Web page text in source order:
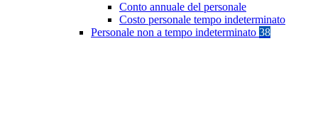
Conto annuale del personale
Costo personale tempo indeterminato
Personale non a tempo indeterminato 38